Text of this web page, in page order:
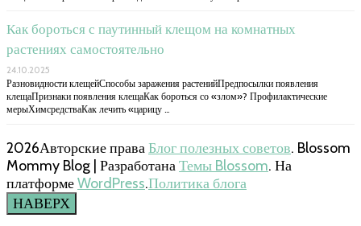
Как бороться с паутинный клещом на комнатных
растениях самостоятельно
24.10.2025
Разновидности клещейСпособы заражения растенийПредпосылки появления
клещаПризнаки появления клещаКак бороться со «злом»? Профилактические
мерыХимсредстваКак лечить «царицу …
2026Авторские праваБлог полезных советов. Blossom
Mommy Blog | РазработанаТемы Blossom. На
платформеWordPress.Политика блога
НАВЕРХ